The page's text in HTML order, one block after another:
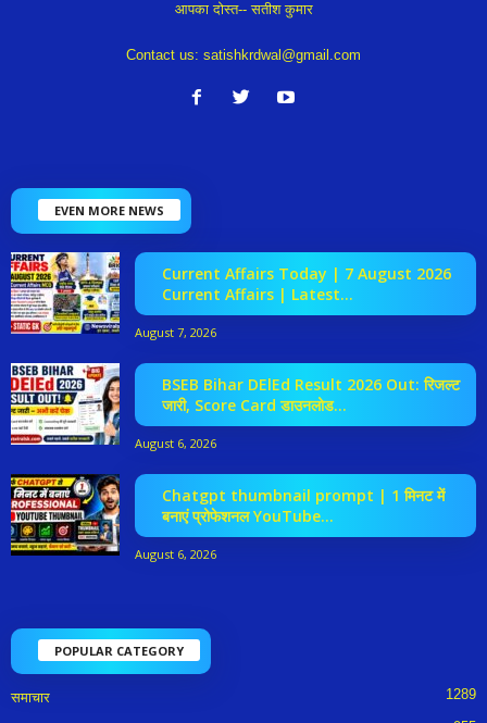
आपका दोस्त-- सतीश कुमार
Contact us: satishkrdwal@gmail.com
EVEN MORE NEWS
Current Affairs Today | 7 August 2026
Current Affairs | Latest...
August 7, 2026
BSEB Bihar DElEd Result 2026 Out: रिजल्ट
जारी, Score Card डाउनलोड...
August 6, 2026
Chatgpt thumbnail prompt | 1 मिनट में
बनाएं प्रोफेशनल YouTube...
August 6, 2026
POPULAR CATEGORY
समाचार 1289